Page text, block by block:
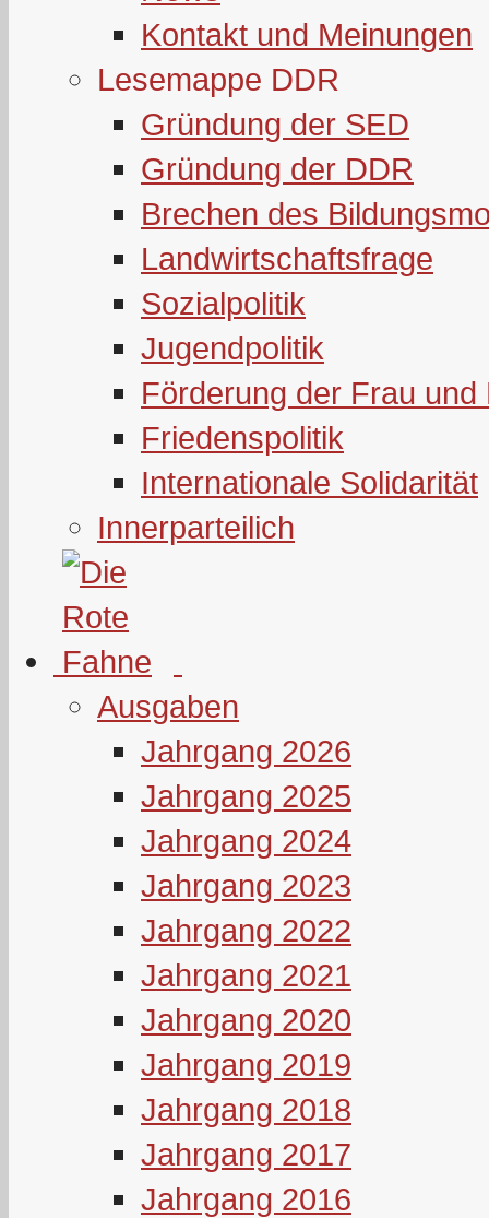
Kontakt und Meinungen
Lesemappe DDR
Gründung der SED
Gründung der DDR
Brechen des
Landwirtschaftsfrage
Sozialpolitik
Jugendpolitik
Förderung der Frau und
Friedenspolitik
Internationale Solidarität
Innerparteilich
Ausgaben
Jahrgang 2026
Jahrgang 2025
Jahrgang 2024
Jahrgang 2023
Jahrgang 2022
Jahrgang 2021
Jahrgang 2020
Jahrgang 2019
Jahrgang 2018
Jahrgang 2017
Jahrgang 2016